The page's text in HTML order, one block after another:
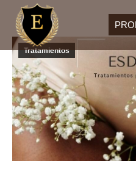
Tratamientos